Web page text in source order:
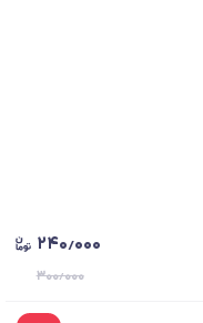
۲۴۰٫۰۰۰
۳۰۰٫۰۰۰